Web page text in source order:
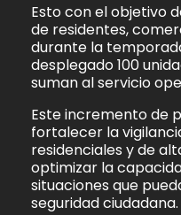
Esto con el objetivo
de residentes,
durante la
desplegado 100
suman al servicio
Este incremento de
fortalecer la
residenciales y de
optimizar la
situaciones que
seguridad ciudadana.